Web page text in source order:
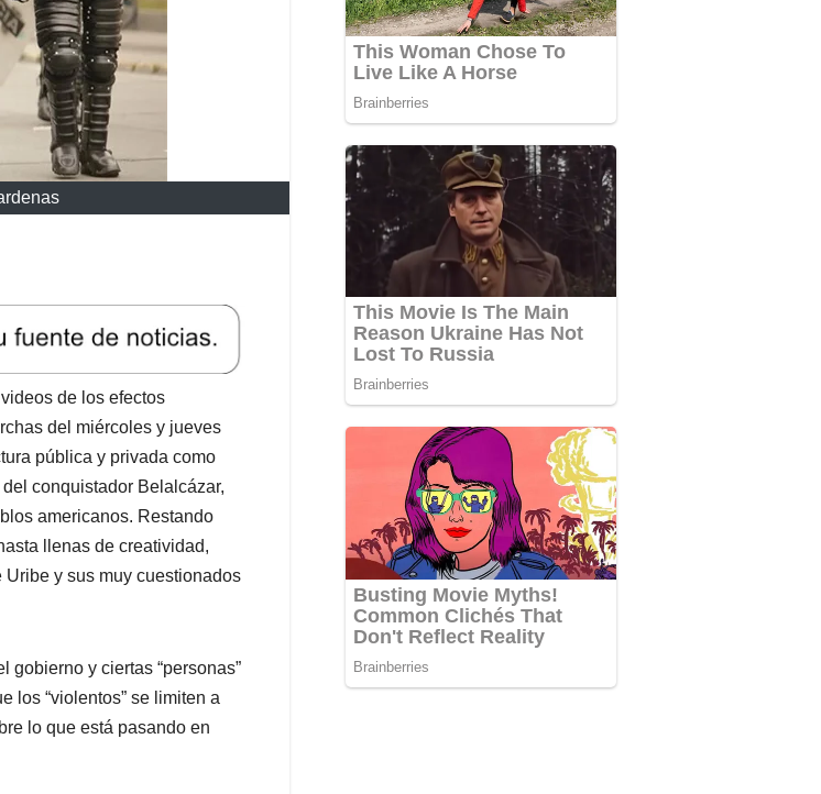
de los efectos
del miércoles y jueves
pública y privada como
conquistador Belalcázar,
americanos. Restando
llenas de creatividad,
y sus muy cuestionados
gobierno y ciertas “personas”
los “violentos” se limiten a
lo que está pasando en